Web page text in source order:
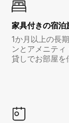
家具付き⁠の宿⁠泊⁠
1か月以上の長
ンとアメニテ
貸しでお部屋を